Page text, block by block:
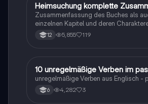
Deutsch
Heimsuchung komplette
Zusammenfassung des Buches als
einzelnen Kapitel und deren
tabellarisch. Im Unterricht ohne KI
12 5,855 119
1 Englisch
10 unregelmäßige Verben im
unregelmäßige Verben aus Englisch -
6 4,282 3